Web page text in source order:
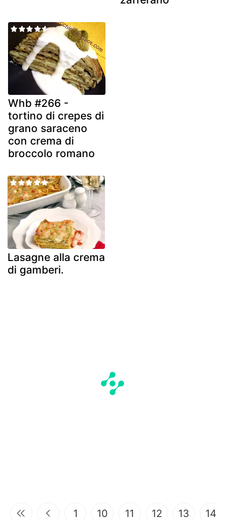
Whb #266 -
tortino di crepes di
grano saraceno
con crema di
broccolo romano
Lasagne alla crema
di gamberi.
1 10 11 12 13 14